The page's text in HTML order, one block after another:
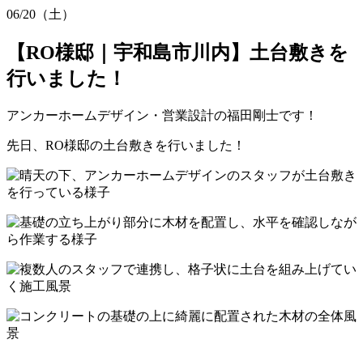
06/20（土）
【RO様邸｜宇和島市川内】土台敷きを
行いました！
アンカーホームデザイン・営業設計の福田剛士です！
先日、RO様邸の土台敷きを行いました！